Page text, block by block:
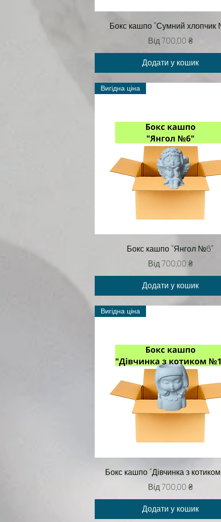
Швидкий перегляд
Бокс кашпо "Сумний хлопчик
Від700,00 ₴
За розпродажем
Додати у кошик
Швидкий перегляд
Вигідна ціна
Бокс кашпо "Янгол №6"
Від700,00 ₴
За розпродажем
Додати у кошик
Швидкий перегляд
Вигідна ціна
Бокс кашпо "Дівчинка з
Від700,00 ₴
За розпродажем
Додати у кошик